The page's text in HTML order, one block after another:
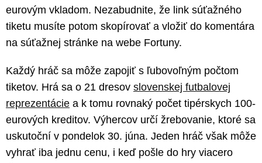
eurovým vkladom. Nezabudnite, že link súťažného
tiketu musíte potom skopírovať a vložiť do komentára
na súťažnej stránke na webe Fortuny.
Každý hráč sa môže zapojiť s ľubovoľným počtom
tiketov. Hrá sa o 21 dresov slovenskej futbalovej
reprezentácie a k tomu rovnaký počet tipérskych 100-
eurových kreditov. Výhercov určí žrebovanie, ktoré sa
uskutoční v pondelok 30. júna. Jeden hráč však môže
vyhrať iba jednu cenu, i keď pošle do hry viacero